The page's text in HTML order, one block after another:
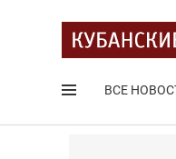
ВСЕ